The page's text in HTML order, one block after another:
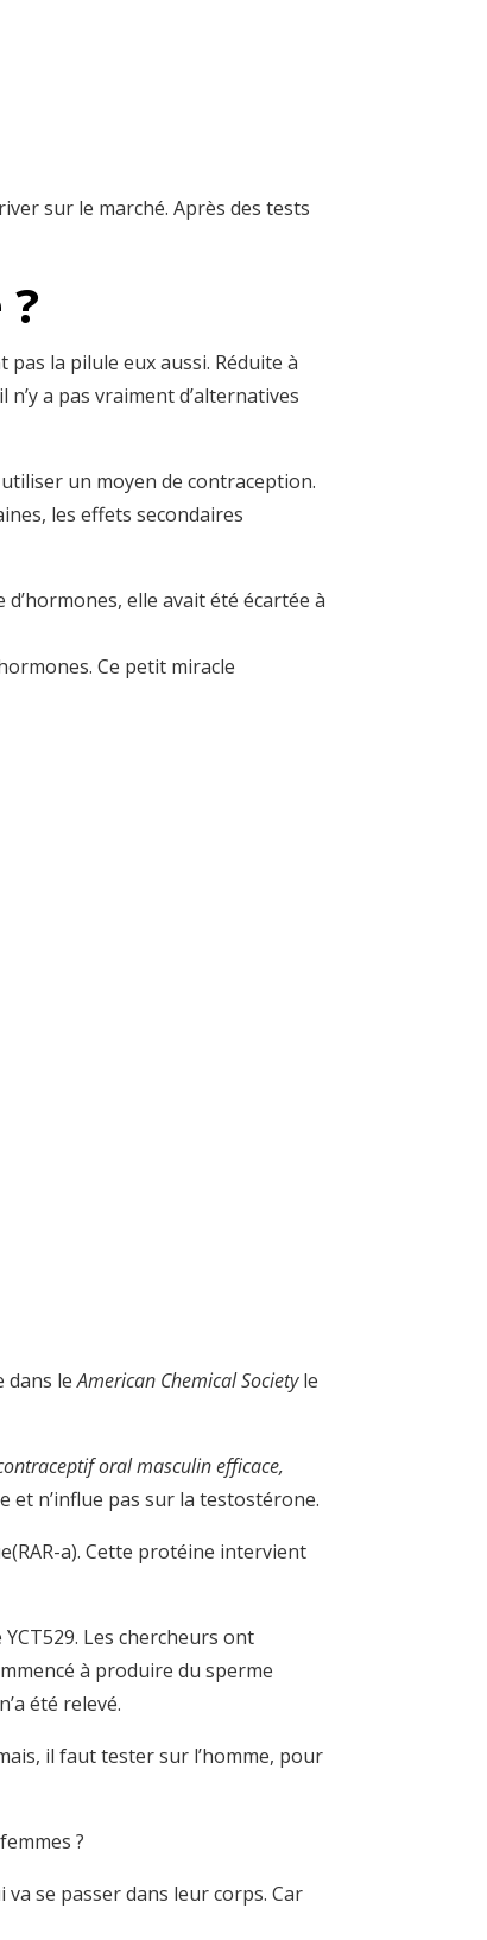
sur le marché. Après des tests
la pilule eux aussi. Réduite à
a pas vraiment d’alternatives
un moyen de contraception.
les effets secondaires
elle avait été écartée à
Ce petit miracle
dans leAmerican Chemical Societyle
oral masculin efficace,
et n’influe pas sur la testostérone.
a). Cette protéine intervient
Les chercheurs ont
à produire du sperme
été relevé.
il faut tester sur l’homme, pour
?
se passer dans leur corps. Car